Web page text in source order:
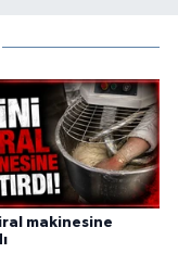
makinesine